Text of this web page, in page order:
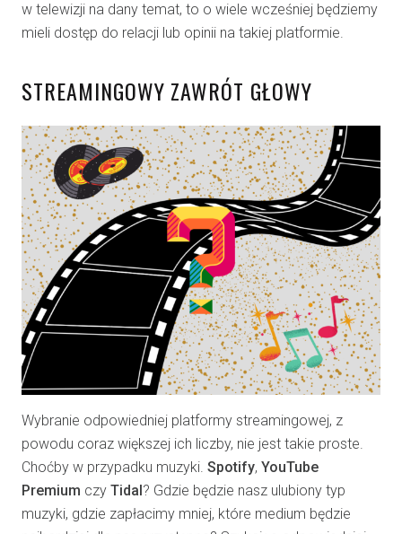
w telewizji na dany temat, to o wiele wcześniej będziemy
mieli dostęp do relacji lub opinii na takiej platformie.
STREAMINGOWY ZAWRÓT GŁOWY
Wybranie odpowiedniej platformy streamingowej, z
powodu coraz większej ich liczby, nie jest takie proste.
Choćby w przypadku muzyki. Spotify, YouTube
Premium czy Tidal ? Gdzie będzie nasz ulubiony typ
muzyki, gdzie zapłacimy mniej, które medium będzie